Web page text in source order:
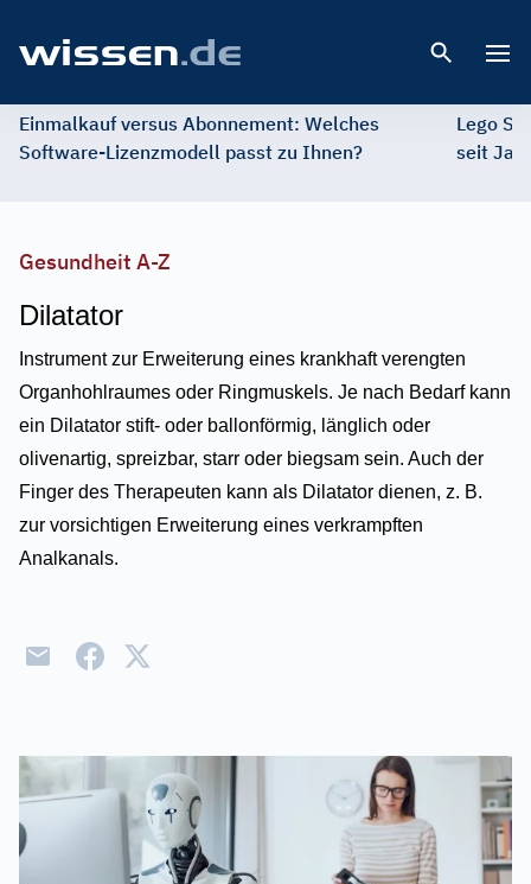
Einmalkauf versus Abonnement: Welches
Software-Lizenzmodell passt zu Ihnen?
Lego
seit
Gesundheit A-Z
Dilatator
Instrument zur Erweiterung eines krankhaft verengten
Organhohlraumes oder Ringmuskels. Je nach Bedarf kann
ein Dilatator stift- oder ballonförmig, länglich oder
olivenartig, spreizbar, starr oder biegsam sein. Auch der
Finger des Therapeuten kann als Dilatator dienen, z. B.
zur vorsichtigen Erweiterung eines verkrampften
Analkanals.